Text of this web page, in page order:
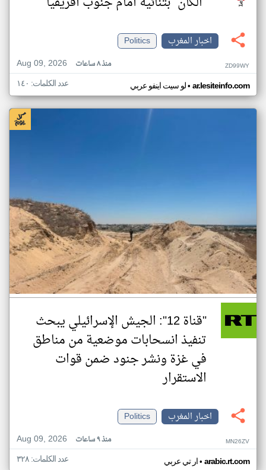
اخبار المغرب
Politics
Aug 09, 2026
منذ ٨ ساعات ZD99WY
لو سيت اينفو عربي• ar.lesiteinfo.com عدد الكلمات: ١٤٠
"قناة 12": الجيش الإسرائيلي يبحث
تنفيذ انسحابات موضعية من مناطق
في غزة ونشر جنود ضمن قوات
الاستقرار
اخبار المغرب
Politics
Aug 09, 2026
منذ ٩ ساعات MN26ZV
ار تي عربي• arabic.rt.com عدد الكلمات: ٣٢٨